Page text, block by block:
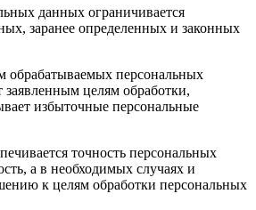
данных ограничивается
заранее определенных и законных
обрабатываемых персональных
заявленным целям обработки,
избыточные персональные
точность персональных
а в необходимых случаях и
к целям обработки персональных